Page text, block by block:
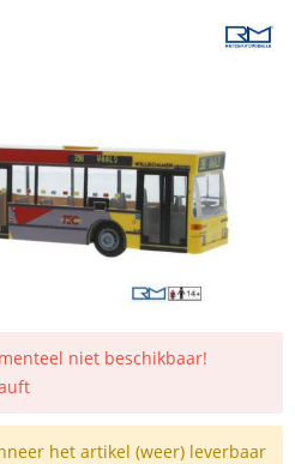
niet beschikbaar!
het artikel (weer) leverbaar